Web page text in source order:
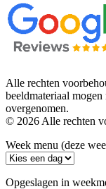
Alle rechten
beeldmateriaal
overgenomen.
© 2026 Alle rechten
Week menu (deze
Opgeslagen in